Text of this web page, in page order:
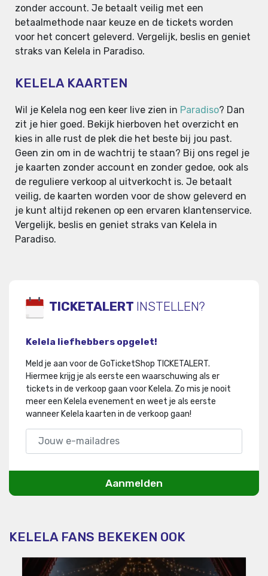
zonder account. Je betaalt veilig met een
betaalmethode naar keuze en de tickets worden
voor het concert geleverd. Vergelijk, beslis en geniet
straks van Kelela in Paradiso.
KELELA KAARTEN
Wil je Kelela nog een keer live zien in Paradiso? Dan
zit je hier goed. Bekijk hierboven het overzicht en
kies in alle rust de plek die het beste bij jou past.
Geen zin om in de wachtrij te staan? Bij ons regel je
je kaarten zonder account en zonder gedoe, ook als
de reguliere verkoop al uitverkocht is. Je betaalt
veilig, de kaarten worden voor de show geleverd en
je kunt altijd rekenen op een ervaren klantenservice.
Vergelijk, beslis en geniet straks van Kelela in
Paradiso.
TICKETALERT INSTELLEN?
Kelela liefhebbers opgelet!
Meld je aan voor de GoTicketShop TICKETALERT.
Hiermee krijg je als eerste een waarschuwing als er
tickets in de verkoop gaan voor Kelela. Zo mis je nooit
meer een Kelela evenement en weet je als eerste
wanneer Kelela kaarten in de verkoop gaan!
Aanmelden
KELELA FANS BEKEKEN OOK